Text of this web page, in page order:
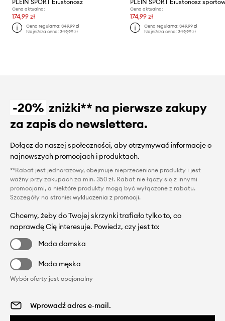
PLEIN SPORT biustonosz
Cena aktualna:
174,99 zł
Cena regularna:349,99 zł
Najniższa cena:349,99 zł
PLEIN SPORT biustonosz
Cena aktualna:
174,99 zł
Cena regularna: 349,99 zł
Najniższa cena: 349,99 zł
-20% zniżki** na pierwsze zakupy
za zapis do newslettera.
Dołącz do naszej społeczności, aby otrzymywać informacje o
najnowszych promocjach i produktach.
**Rabat jest jednorazowy, obejmuje nieprzecenione produkty i jest
ważny przy zakupach za min. 350 zł. Rabat nie łączy się z innymi
promocjami, a niektóre produkty mogą być wyłączone z rabatu.
Szczegóły na stronie: wykluczenia z promocji.
Chcemy, żeby do Twojej skrzynki trafiało tylko to, co
naprawdę Cię interesuje. Powiedz, czy jest to:
Moda damska
Moda męska
Wybór oferty jest opcjonalny